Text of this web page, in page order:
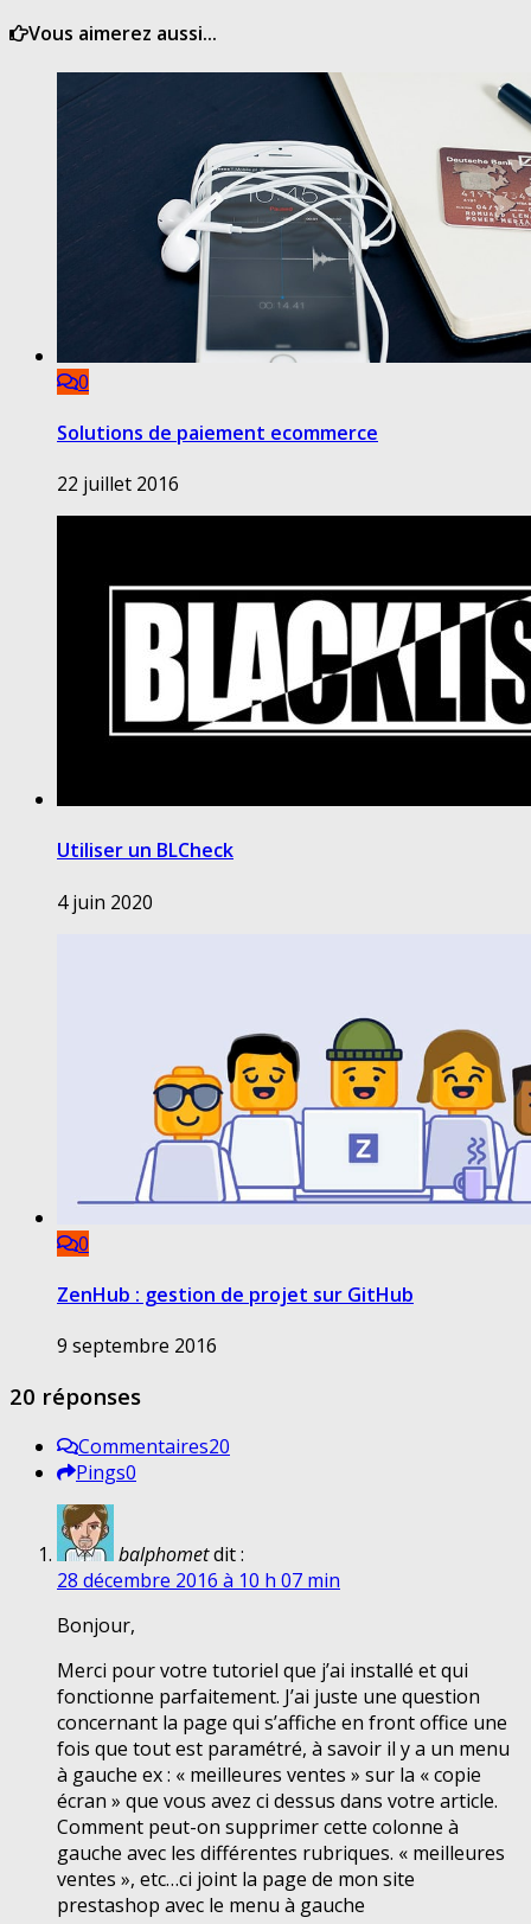
Vous aimerez aussi...
0
Solutions de paiement ecommerce
22 juillet 2016
Utiliser un BLCheck
4 juin 2020
0
ZenHub : gestion de projet sur GitHub
9 septembre 2016
20 réponses
Commentaires20
Pings0
balphometdit :
28 décembre 2016 à 10 h 07 min
Bonjour,
Merci pour votre tutoriel que j’ai installé et qui
fonctionne parfaitement. J’ai juste une question
concernant la page qui s’affiche en front office une
fois que tout est paramétré, à savoir il y a un menu
à gauche ex : « meilleures ventes » sur la « copie
écran » que vous avez ci dessus dans votre article.
Comment peut-on supprimer cette colonne à
gauche avec les différentes rubriques. « meilleures
ventes », etc…ci joint la page de mon site
prestashop avec le menu à gauche